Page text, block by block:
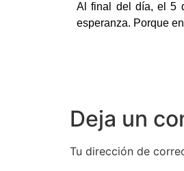
Al final del día, el 5
esperanza. Porque
Deja un
Tu dirección de